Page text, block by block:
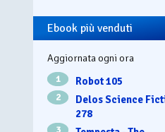
Ebook più venduti
Aggiornata ogni ora
1 Robot 105
2
Delos Science
278
3